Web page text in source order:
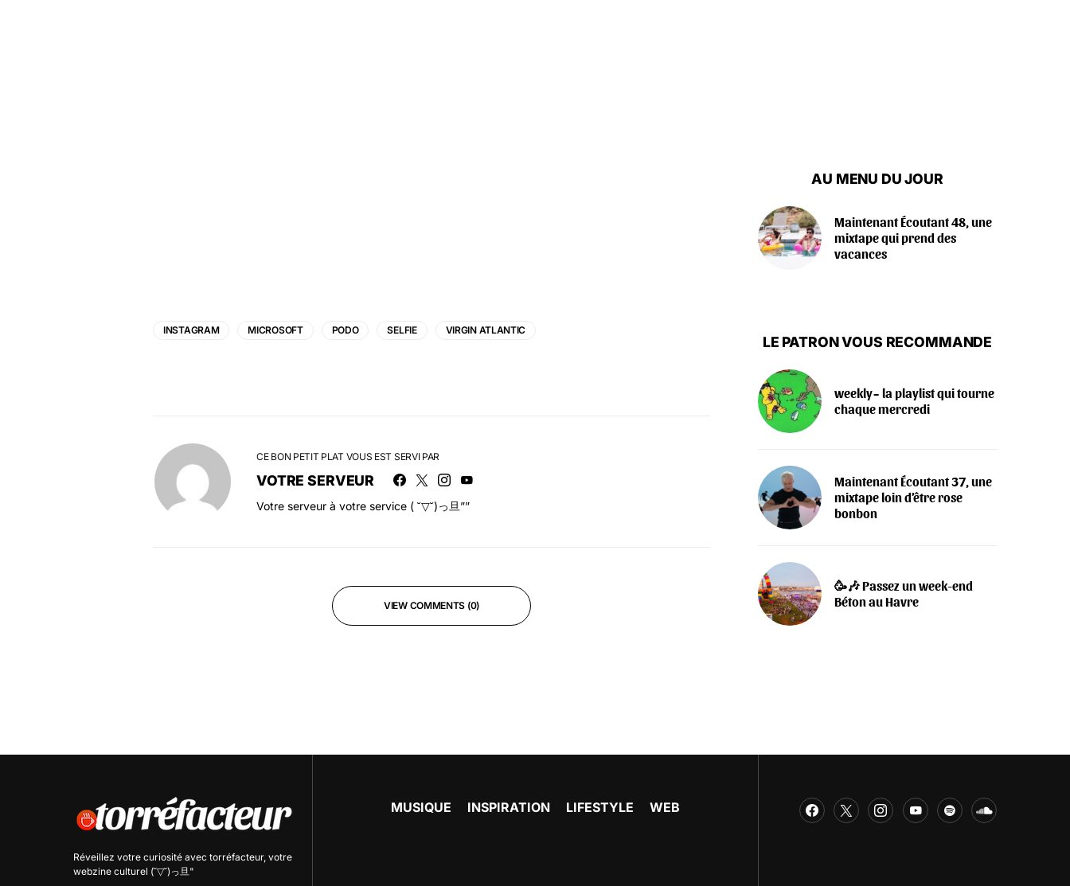
INSTAGRAM MICROSOFT PODO SELFIE VIRGIN ATLANTIC
CE BON PETIT PLAT VOUS EST SERVI PAR
VOTRE SERVEUR
Votre serveur à votre service ( ˘▽˘)っ旦””
VIEW COMMENTS (0)
AU MENU DU JOUR
Maintenant Écoutant 48, une
mixtape qui prend des
vacances
LE PATRON VOUS RECOMMANDE
weekly~ la playlist qui tourne
chaque mercredi
Maintenant Écoutant 37, une
mixtape loin d’être rose
bonbon
🥳🎶 Passez un week-end
Béton au Havre
Réveillez votre curiosité avec torréfacteur, votre
webzine culturel (˘▽˘)っ旦"
MUSIQUE INSPIRATION LIFESTYLE WEB